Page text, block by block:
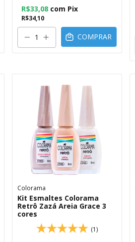
R$34,10
R$33,08 com Pix
COMPRAR
Colorama
Kit Esmaltes Colorama
Retrô Zazá Areia Grace 3
cores
(1)